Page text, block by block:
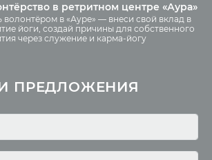
в ретритном центре «Аура»
волонтёром в «Ауре» — внеси свой вклад в
йоги, создай причины для собственного
через служение и карма-йогу
ПРЕДЛОЖЕНИЯ